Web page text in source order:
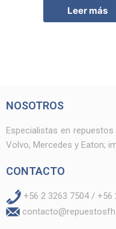
Leer más
NOSOTROS
Especialistas en
Volvo, Mercedes y Eaton;
CONTACTO
+56 2 3263 7504 / +56